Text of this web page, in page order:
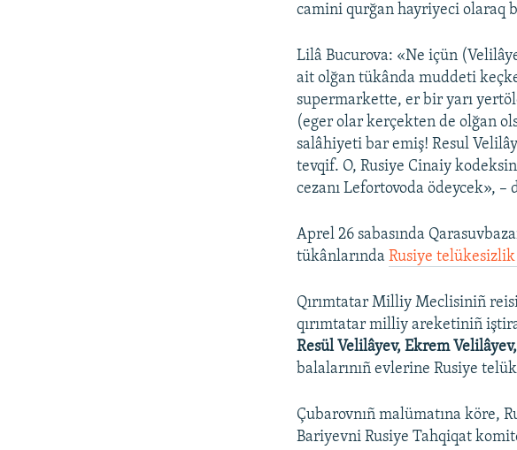
camini qurğan hayriyeci olaraq
Lilâ Bucurova: «Ne içün
ait olğan tükânda muddeti
supermarkette, er bir yarı
(eger olar kerçekten de olğan
salâhiyeti bar emiş! Resul
tevqif. O, Rusiye Cinaiy
cezanı Lefortovoda ödeycek»,
Aprel 26 sabasında
tükânlarındaRusiye
Qırımtatar Milliy Meclisiniñ
qırımtatar milliy areketiniñ
Resül Velilâyev, Ekrem
balalarınıñ evlerine Rusiye
Çubarovnıñ malümatına köre,
Bariyevni Rusiye Tahqiqat